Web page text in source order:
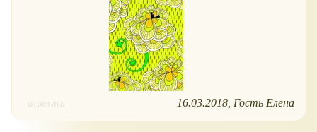
ответить 16.03.2018 Гость Елена